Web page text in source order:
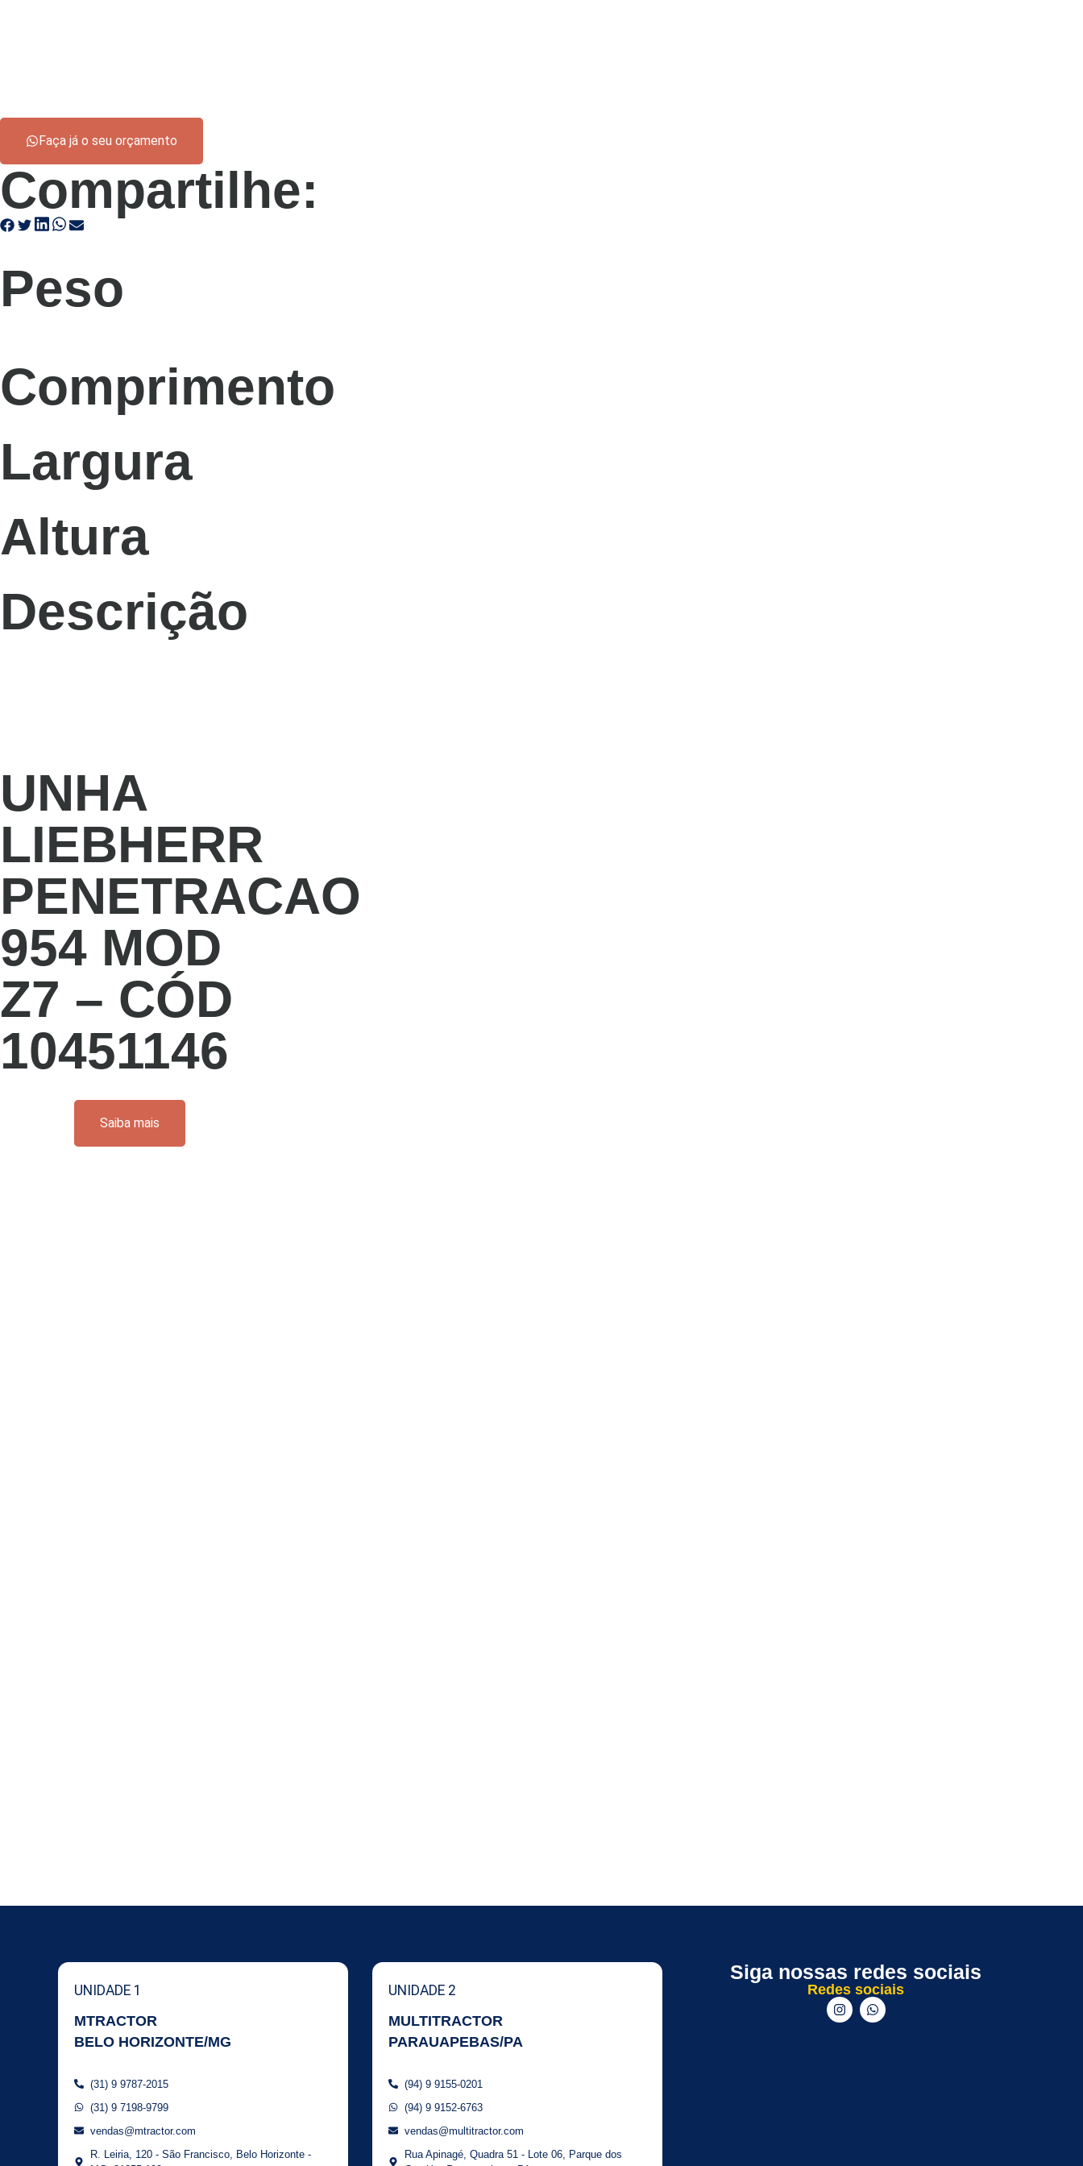
Faça já o seu orçamento
Compartilhe:
Peso
Comprimento
Largura
Altura
Descrição
UNHA
LIEBHERR
PENETRACAO
954 MOD
Z7 – CÓD
10451146
Saiba mais
UNIDADE 1
MTRACTOR
BELO HORIZONTE/MG
(31) 9 9787-2015
(31) 9 7198-9799
vendas@mtractor.com
R. Leiria, 120 - São Francisco, Belo Horizonte -
UNIDADE 2
MULTITRACTOR
PARAUAPEBAS/PA
(94) 9 9155-0201
(94) 9 9152-6763
vendas@multitractor.com
Rua Apinagé, Quadra 51 - Lote 06, Parque dos
Siga nossas redes sociais
Redes sociais